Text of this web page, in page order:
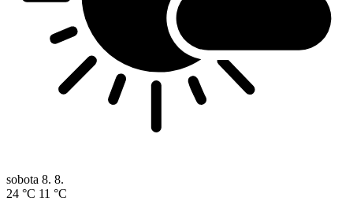
sobota 8. 8.
24 °C 11 °C